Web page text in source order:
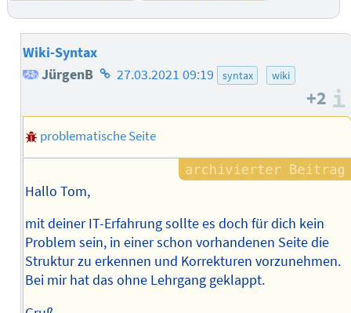
Wiki-Syntax
JürgenB Homepage
Autors
27.03.2021 09:19 syntax wiki
+2
problematische Seite
Hallo Tom,
mit deiner IT-Erfahrung sollte es doch für dich kein
Problem sein, in einer schon vorhandenen Seite die
Struktur zu erkennen und Korrekturen vorzunehmen.
Bei mir hat das ohne Lehrgang geklappt.